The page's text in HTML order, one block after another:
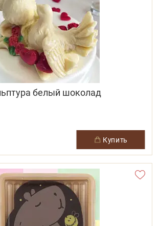
белый шоколад
купить